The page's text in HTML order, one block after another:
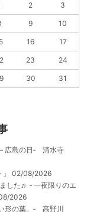
2 3
9 10
16 17
23 24
30
31
広島の日‐ 清水寺
02/08/2026
した♬ ‐ 一夜限りのエ
2026
形の葉。‐ 高野川